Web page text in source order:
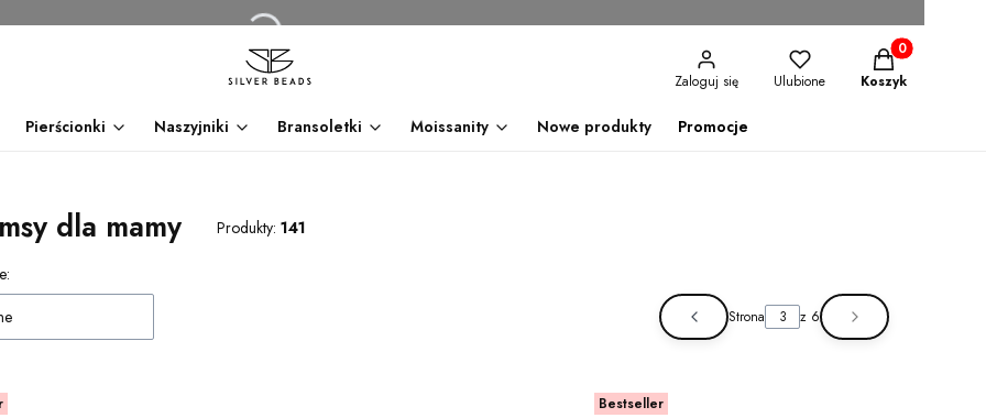
Zaloguj się Ulubione
Produkty w
Koszyk
Pierścionki Naszyjniki Bransoletki Moissanity Nowe produkty Promocje
dla mamy Produkty: 141
Poprzednie produkty
Strona z 6 Następne
Bestseller